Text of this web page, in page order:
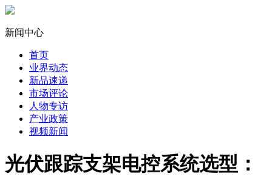
新闻中心
首页
业界动态
新品速递
市场评论
人物专访
产业政策
视频新闻
光伏跟踪支架电控系统选型：